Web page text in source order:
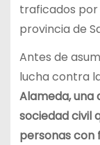
traficados
provincia de
Antes de
lucha contra
Alameda, una
sociedad civil
personas con